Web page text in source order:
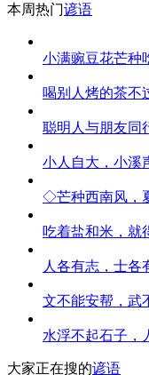
本周热门谚语
小满豌豆花芒种
喝别人烤的茶不
聪明人与朋友同
小人自大，小溪
◇芒种西南风，
吃着盐和米，就
人各有志，士各
文不能安帮，武
水浮不起石子，
大家正在搜的谚语